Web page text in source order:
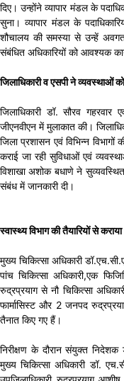
दिए। उन्होंने व्यापार मंडल के
सुना। व्यापार मंडल के
शौचालय की समस्या से उन्हें
संबंधित अधिकारियों को आवश्यक
जिलाधिकारी व एसपी ने व्यवस्थाओं
जिलाधिकारी डॉ. सौरव
जीएनवीएन में मुलाकात की।
जिला प्रशासन एवं विभिन्न
कराई जा रही सुविधाओं एवं
विशाखा अशोक बधाणे ने
संबंध में जानकारी दी।
स्वास्थ्य विभाग की तैयारियों से
मुख्य चिकित्सा अधिकारी
पांच चिकित्सा अधिकारी,एक
रुद्रप्रयाग से नौ चिकित्सा
फार्मासिस्ट और 2 जनपद
तैनात किए गए हैं।
निरीक्षण के दौरान संयुक्त
मुख्य चिकित्सा अधिकारी डॉ.